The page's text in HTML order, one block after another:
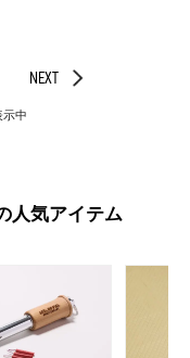
NEXT
示中
人気アイテム